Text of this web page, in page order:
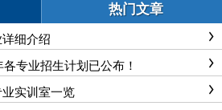
热门文章
细介绍
专业招生计划已公布！
实训室一览